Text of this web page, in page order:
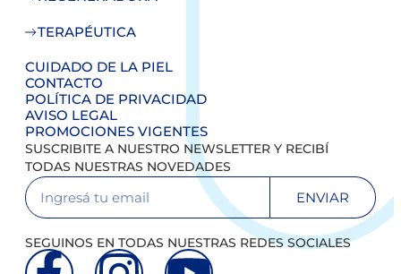
TERAPÉUTICA
CUIDADO DE LA PIEL
CONTACTO
POLÍTICA DE PRIVACIDAD
AVISO LEGAL
PROMOCIONES VIGENTES
SUSCRIBITE A NUESTRO NEWSLETTER Y RECIBÍ
TODAS NUESTRAS NOVEDADES
ENVIAR
SEGUINOS EN TODAS NUESTRAS REDES SOCIALES